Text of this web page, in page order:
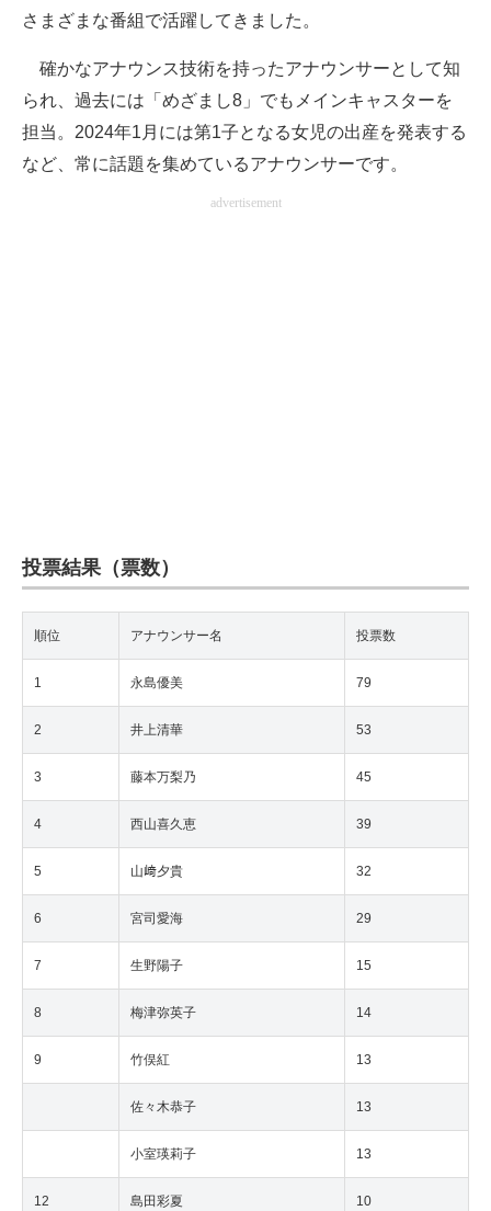
さまざまな番組で活躍してきました。
確かなアナウンス技術を持ったアナウンサーとして知
られ、過去には「めざまし8」でもメインキャスターを
担当。2024年1月には第1子となる女児の出産を発表する
など、常に話題を集めているアナウンサーです。
advertisement
投票結果（票数）
順位 アナウンサー名 投票数
1 永島優美 79
2 井上清華 53
3 藤本万梨乃 45
4 西山喜久恵 39
5 山﨑夕貴 32
6 宮司愛海 29
7 生野陽子 15
8 梅津弥英子 14
9 竹俣紅 13
佐々木恭子 13
小室瑛莉子 13
12 島田彩夏 10